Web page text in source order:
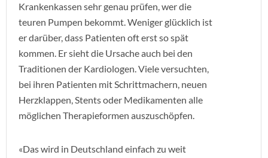
Krankenkassen sehr genau prüfen, wer die
teuren Pumpen bekommt. Weniger glücklich ist
er darüber, dass Patienten oft erst so spät
kommen. Er sieht die Ursache auch bei den
Traditionen der Kardiologen. Viele versuchten,
bei ihren Patienten mit Schrittmachern, neuen
Herzklappen, Stents oder Medikamenten alle
möglichen Therapieformen auszuschöpfen.
«Das wird in Deutschland einfach zu weit